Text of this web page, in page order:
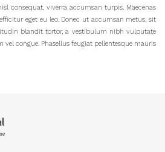
consequat, viverra accumsan turpis. Maecenas
eget eu leo. Donec ut accumsan metus, sit
blandit tortor, a vestibulum nibh vulputate
vel congue. Phasellus feugiat pellentesque mauris